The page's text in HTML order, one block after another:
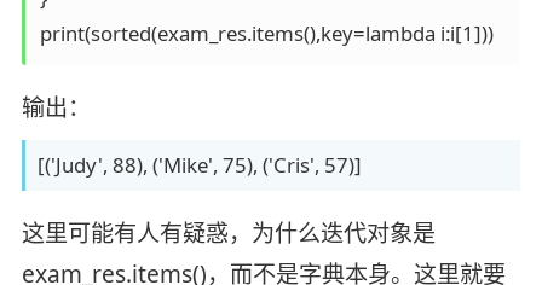
print(sorted(exam_res.items(),key=lambda i:i[1]))
输出：
[('Judy', 88), ('Mike', 75), ('Cris', 57)]
这里可能有人有疑惑，为什么迭代对象是
exam_res.items()，而不是字典本身。这里就要